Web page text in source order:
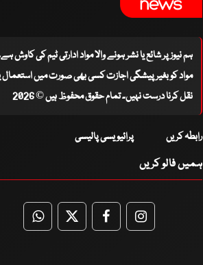
ہم نیوز پر شائع یا نشر ہونے والا مواد ادارتی ٹیم کی کاوش
مواد کو بغیر پیشگی اجازت کسی بھی صورت میں استعمال
نقل کرنا درست نہیں۔ تمام حقوق محفوظ ہیں © 2026
رابطہ کریں پرائیویسی پالیسی
ہمیں فالو کریں
WhatsApp
TwitterFacebookFacebook